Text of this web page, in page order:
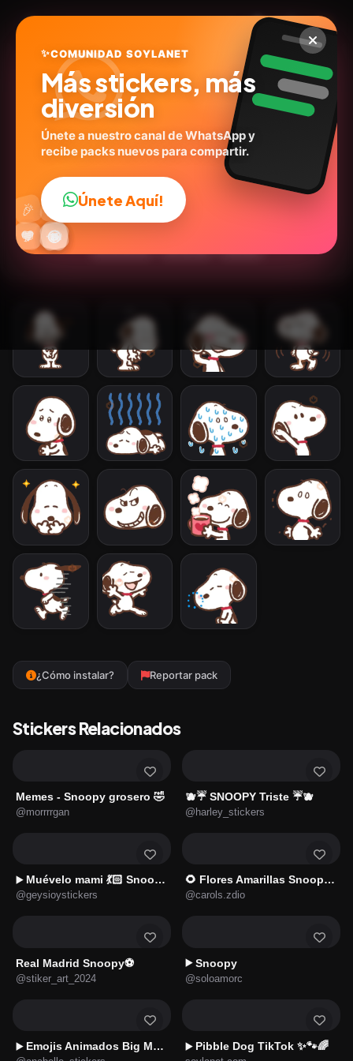
Snoopy Snoopy 🐾🐶❤️
@mamunr23
15stickers Animados
¿Cómo instalar? Reportar pack
Stickers Relacionados
Memes - Snoopy grosero 🤣
@morrrrgan
🫐☔ SNOOPY Triste ☔🫐
@harley_stickers
▶️ Muévelo mami 💃🏻 Snoopy 🔥
@geysioystickers
🌻 Flores Amarillas Snoopy 🌻
@carols.zdio
Real Madrid Snoopy⚽
@stiker_art_2024
▶️ Snoopy
@soloamorc
▶️ Emojis Animados Big Moods 2 😌✨ ▶️ Pibble Dog TikTok ✨🐾🌈
😎
😂
🔥
💬
❤️ ✨
🤩
😜
🎉 👍
✨COMUNIDAD SOYLANET
Más stickers, más
diversión
Únete a nuestro canal de WhatsApp y
recibe packs nuevos para compartir.
Únete Aquí!